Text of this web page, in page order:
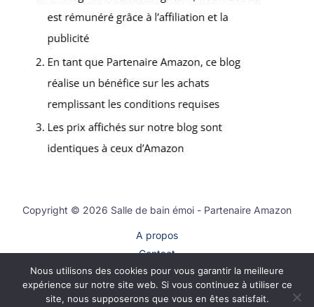
Copyright © 2026 Salle de bain émoi - Partenaire Amazon
A propos
Contact
Plan du site
Mentions légales
Nous utilisons des cookies pour vous garantir la meilleure
expérience sur notre site web. Si vous continuez à utiliser ce
site, nous supposerons que vous en êtes satisfait.